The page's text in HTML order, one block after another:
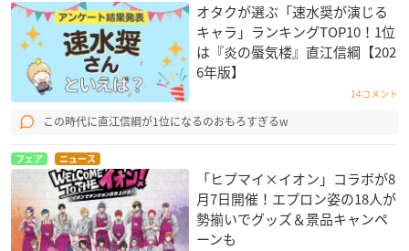
オタクが選ぶ「速水奨が演じる
キャラ」ランキングTOP10！1位
は『炎の蜃気楼』直江信綱【202
6年版】
14コメント
この時代に直江信綱が1位になるのおもろすぎるw
フェア ニュース
「ヒプマイ×イオン」コラボが8
月7日開催！エプロン姿の18人が
勢揃いでグッズ＆景品キャンペ
ーンも